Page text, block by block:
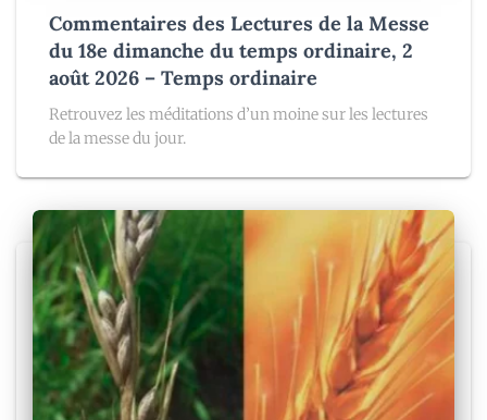
Commentaires des Lectures de la Messe
du 18e dimanche du temps ordinaire, 2
août 2026 – Temps ordinaire
Retrouvez les méditations d’un moine sur les lectures
de la messe du jour.